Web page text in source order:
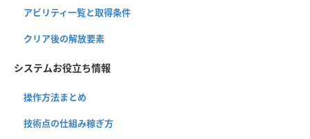
アビリティ一覧と取得条件
クリア後の解放要素
システムお役立ち情報
操作方法まとめ
技術点の仕組み稼ぎ方